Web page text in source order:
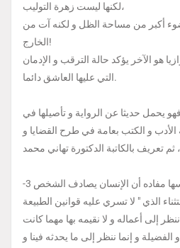
لكنها ليست زهرة التوليب،
أكبر من مساحة الظل و لكنه آت من
الخارج!
هو الآخر يؤكد حالة الترقب و الإدمان
التي عليها العاشق دائما.
يحمل حديثا عن الرواية و تأصيلها في
الأدب و الكتب بعامة في طرح القضايا و
-3 المدخل: بقلم الكاتبة نفسها مفاده أن الإنسان يصادف الشخص
إلى أعماله و لا نقيمه بها مهما كانت
الفضيلة و إنما ننظر إلى ما يحدثه فينا و